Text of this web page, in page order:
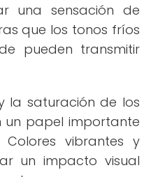
una sensación de
que los tonos fríos
pueden transmitir
la saturación de los
un papel importante
vibrantes y
un impacto visual